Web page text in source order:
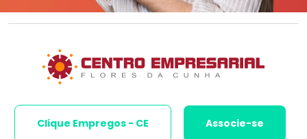
Clique Empregos - CE Associe-se